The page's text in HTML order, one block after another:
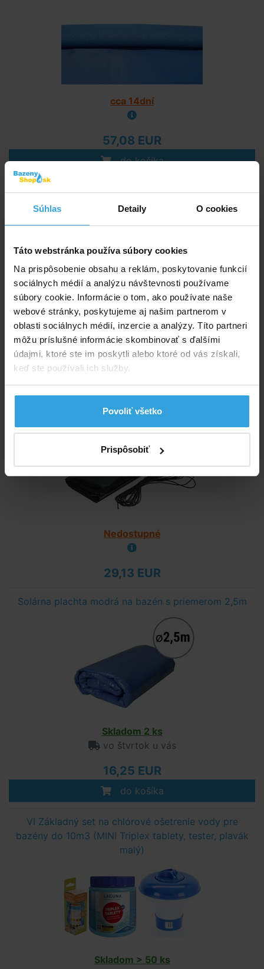
Súhlas Detaily O cookies
Táto webstránka používa súbory cookies
Na prispôsobenie obsahu a reklám, poskytovanie funkcií
sociálnych médií a analýzu návštevnosti používame
súbory cookie. Informácie o tom, ako používate naše
webové stránky, poskytujeme aj našim partnerom v
oblasti sociálnych médií, inzercie a analýzy. Títo partneri
môžu príslušné informácie skombinovať s ďalšími
údajmi, ktoré ste im poskytli alebo ktoré od vás získali,
keď ste používali ich služby.
Povoliť všetko
Prispôsobiť
cca 14dní
57,08 EUR
do košíka
Podložka pod bazén s priemerom 2,5m
Skladom > 20 ks
vo štvrtok u vás
16,04 EUR
Krycia plachta na bazén priemerom 2,5m
Nedostupné
29,13 EUR
Solárna plachta modrá na bazén s priemerom 2,5m
Skladom 2 ks
vo štvrtok u vás
16,25 EUR
do košíka
VI Základný set na chlórové ošetrenie vody pre
bazény do 10m3 (MINI Triplex tablety, tester, plavák
malý)
Skladom > 50 ks